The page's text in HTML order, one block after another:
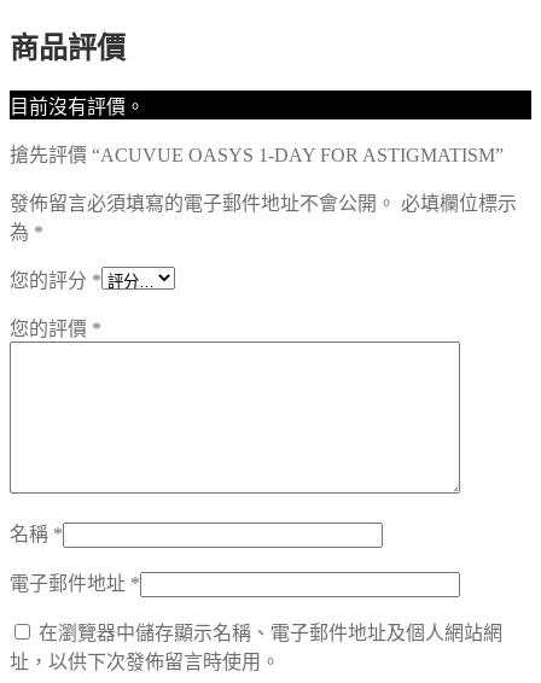
商品評價
目前沒有評價。
搶先評價 “ACUVUE OASYS 1-DAY FOR ASTIGMATISM”
發佈留言必須填寫的電子郵件地址不會公開。 必填欄位標示
為 *
您的評分 *
您的評價 *
名稱 *
電子郵件地址 *
在瀏覽器中儲存顯示名稱、電子郵件地址及個人網站網
址，以供下次發佈留言時使用。